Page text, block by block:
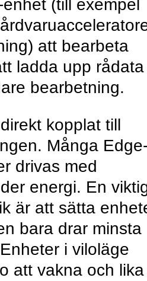
(till exempel
att bearbeta
ladda upp rådata
bearbetning.
kopplat till
Många
drivas med
energi. En
är att sätta
bara drar minsta
i viloläge
att vakna och lika